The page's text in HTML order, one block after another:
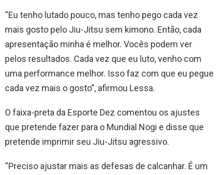
“Eu tenho lutado pouco, mas tenho pego cada vez
mais gosto pelo Jiu-Jitsu sem kimono. Então, cada
apresentação minha é melhor. Vocês podem ver
pelos resultados. Cada vez que eu luto, venho com
uma performance melhor. Isso faz com que eu pegue
cada vez mais o gosto”, afirmou Lessa.
O faixa-preta da Esporte Dez comentou os ajustes
que pretende fazer para o Mundial Nogi e disse que
pretende imprimir seu Jiu-Jitsu agressivo.
“Preciso ajustar mais as defesas de calcanhar. É um